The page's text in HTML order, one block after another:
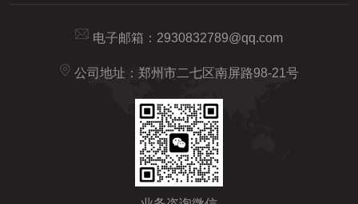
电子邮箱： 2930832789@qq.com
公司地址：郑州市二七区南屏路98-21号